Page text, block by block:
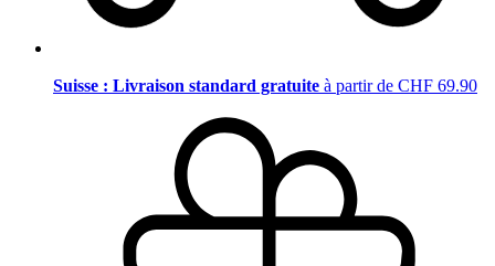
Suisse : Livraison standard gratuite à partir de CHF 69.90